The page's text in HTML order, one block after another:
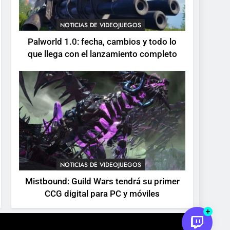
devuelve el espectáculo
de la conducción
Series X|S y PC
NOTICIAS DE VIDEOJUEGOS
NOTICIAS DE VIDEOJUEGOS
Palworld 1.0: fecha, cambios y todo lo
que llega con el lanzamiento completo
NOTICIAS DE VIDEOJUEGOS
Mistbound: Guild Wars tendrá su primer
CCG digital para PC y móviles